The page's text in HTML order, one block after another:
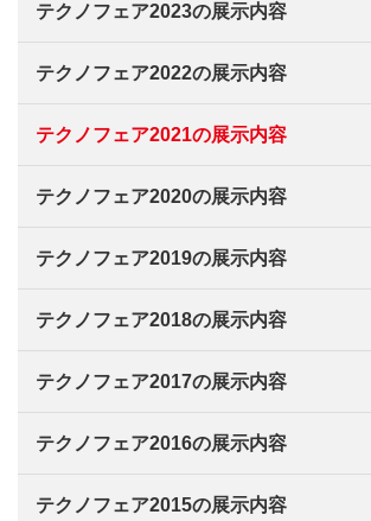
テクノフェア2023の展示内容
テクノフェア2022の展示内容
テクノフェア2021の展示内容
テクノフェア2020の展示内容
テクノフェア2019の展示内容
テクノフェア2018の展示内容
テクノフェア2017の展示内容
テクノフェア2016の展示内容
テクノフェア2015の展示内容